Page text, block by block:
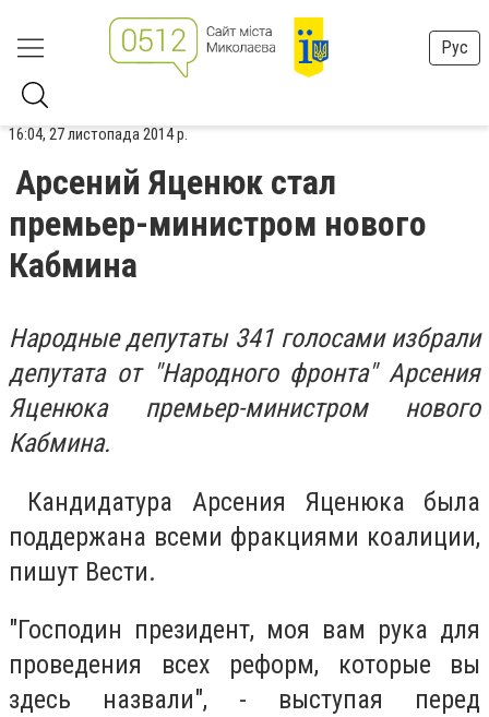
Рус
16:04, 27 листопада 2014 р.
Арсений Яценюк стал
премьер-министром нового
Кабмина
Народные депутаты 341 голосами избрали
депутата от "Народного фронта" Арсения
Яценюка премьер-министром нового
Кабмина.
Кандидатура Арсения Яценюка была
поддержана всеми фракциями коалиции,
пишут Вести.
"Господин президент, моя вам рука для
проведения всех реформ, которые вы
здесь назвали", - выступая перед